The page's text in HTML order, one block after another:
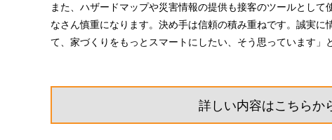
また、ハザードマップや災害情報の提供も接客のツールとし
なさん慎重になります。決め手は信頼の積み重ねです。誠実
て、家づくりをもっとスマートにしたい、そう思っています」
詳しい内容はこちらか